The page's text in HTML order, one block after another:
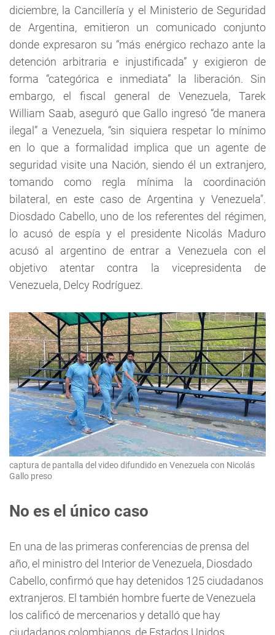
diciembre, la Cancillería y el Ministerio de Seguridad
de Argentina, emitieron un comunicado conjunto
donde expresaron su “más enérgico rechazo ante la
detención arbitraria e injustificada” y exigieron de
forma “categórica e inmediata” la liberación. Sin
embargo, el fiscal general de Venezuela, Tarek
William Saab, aseguró que Gallo ingresó “de manera
ilegal” a Venezuela, “sin siquiera respetar lo mínimo
en lo que a formalidad implica que un agente de
seguridad visite una Nación, siendo él un extranjero,
tomando como regla mínima la coordinación
bilateral, en este caso de Argentina y Venezuela".
Diosdado Cabello, uno de los referentes del régimen,
lo acusó de espía y el presidente Nicolás Maduro
acusó al argentino de entrar a Venezuela con el
objetivo atentar contra la vicepresidenta de
Venezuela, Delcy Rodríguez.
captura de pantalla del video difundido en Venezuela con Nicolás
Gallo preso
No es el único caso
En una de las primeras conferencias de prensa del
año, el ministro del Interior de Venezuela, Diosdado
Cabello, confirmó que hay detenidos 125 ciudadanos
extranjeros. El también hombre fuerte de Venezuela
los calificó de mercenarios y detalló que hay
ciudadanos colombianos, de Estados Unidos,